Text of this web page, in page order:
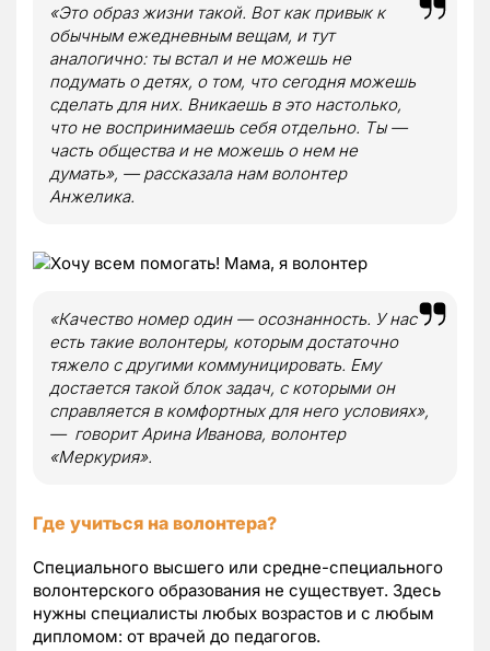
«Это образ жизни такой. Вот как привык к
обычным ежедневным вещам, и тут
аналогично: ты встал и не можешь не
подумать о детях, о том, что сегодня можешь
сделать для них. Вникаешь в это настолько,
что не воспринимаешь себя отдельно. Ты —
часть общества и не можешь о нем не
думать», — рассказала нам волонтер
Анжелика.
«Качество номер один — осознанность. У нас
есть такие волонтеры, которым достаточно
тяжело с другими коммуницировать. Ему
достается такой блок задач, с которыми он
справляется в комфортных для него условиях»,
— говорит Арина Иванова, волонтер
«Меркурия».
Где учиться на волонтера?
Специального высшего или средне-специального
волонтерского образования не существует. Здесь
нужны специалисты любых возрастов и с любым
дипломом: от врачей до педагогов.